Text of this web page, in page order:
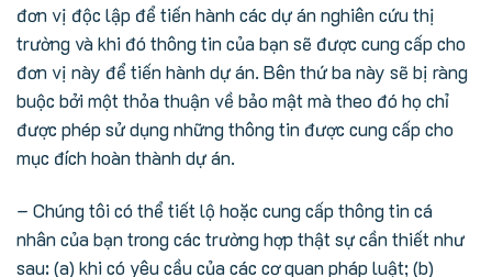
đơn vị độc lập để tiến hành các dự án nghiên cứu thị
trường và khi đó thông tin của bạn sẽ được cung cấp cho
đơn vị này để tiến hành dự án. Bên thứ ba này sẽ bị ràng
buộc bởi một thỏa thuận về bảo mật mà theo đó họ chỉ
được phép sử dụng những thông tin được cung cấp cho
mục đích hoàn thành dự án.
– Chúng tôi có thể tiết lộ hoặc cung cấp thông tin cá
nhân của bạn trong các trường hợp thật sự cần thiết như
sau: (a) khi có yêu cầu của các cơ quan pháp luật; (b)